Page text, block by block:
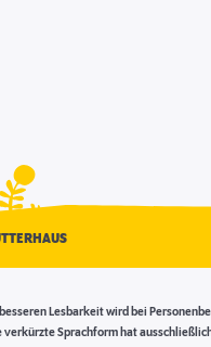
Lesbarkeit wird bei
verkürzte Sprachform hat